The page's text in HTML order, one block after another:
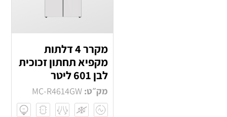
מקרר 4 דלתות
מקפיא תחתון זכוכית
לבן 601 ליטר
מק״ט: MC-R4614GW